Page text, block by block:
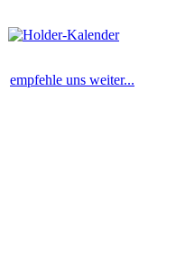
empfehle uns weiter...